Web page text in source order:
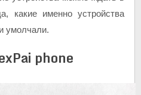
какие именно устройства
умолчали.
phone